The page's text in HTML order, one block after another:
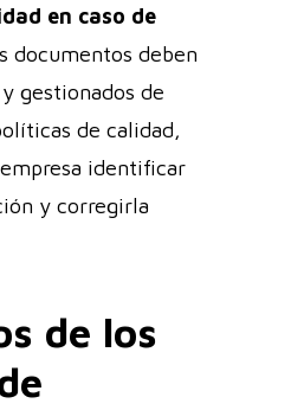
en caso de
documentos deben
gestionados de
de calidad,
identificar
y corregirla
de los